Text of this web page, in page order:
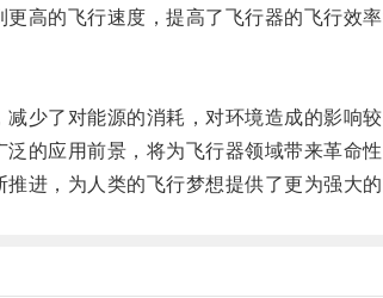
的飞行速度，提高了飞行器的飞行效率
了对能源的消耗，对环境造成的影响较
应用前景，将为飞行器领域带来革命性
，为人类的飞行梦想提供了更为强大的